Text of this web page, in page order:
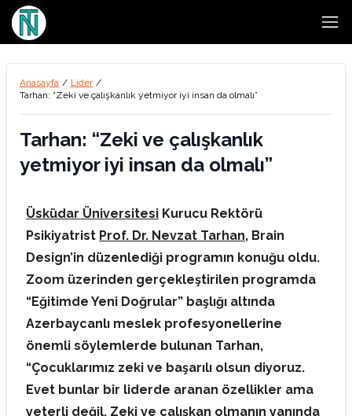
Anasayfa / Lider /
Tarhan: “Zeki ve çalışkanlık yetmiyor iyi insan da olmalı”
Tarhan: “Zeki ve çalışkanlık
yetmiyor iyi insan da olmalı”
Üsküdar Üniversitesi Kurucu Rektörü
Psikiyatrist Prof. Dr. Nevzat Tarhan, Brain
Design’in düzenlediği programın konuğu oldu.
Zoom üzerinden gerçekleştirilen programda
“Eğitimde Yeni Doğrular” başlığı altında
Azerbaycanlı meslek profesyonellerine
önemli söylemlerde bulunan Tarhan,
“Çocuklarımız zeki ve başarılı olsun diyoruz.
Evet bunlar bir liderde aranan özellikler ama
yeterli değil. Zeki ve çalışkan olmanın yanında